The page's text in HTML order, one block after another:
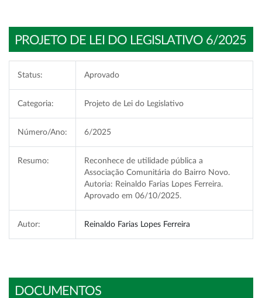
PROJETO DE LEI DO LEGISLATIVO 6/2025
Status: Aprovado
Categoria: Projeto de Lei do Legislativo
Número/Ano: 6/2025
Resumo:
Reconhece de utilidade pública a
Associação Comunitária do Bairro Novo.
Autoria: Reinaldo Farias Lopes Ferreira.
Aprovado em 06/10/2025.
Autor: Reinaldo Farias Lopes Ferreira
DOCUMENTOS